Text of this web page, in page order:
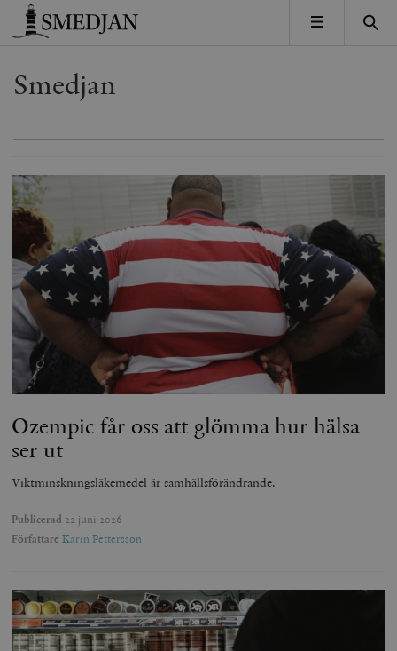
Timbro
MENY
Smedjan
Ozempic får oss att glömma hur hälsa
ser ut
Viktminskningsläkemedel är samhällsförändrande.
Publicerad 22 juni 2026
Författare Karin Pettersson